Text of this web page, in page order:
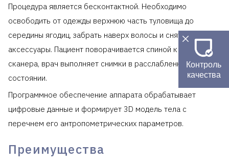
Процедура является бесконтактной. Необходимо
освободить от одежды верхнюю часть туловища до
середины ягодиц, забрать наверх волосы и снять
аксессуары. Пациент поворачивается спиной к камере
сканера, врач выполняет снимки в расслабленном
состоянии.
Программное обеспечение аппарата обрабатывает
цифровые данные и формирует 3D модель тела с
перечнем его антропометрических параметров.
Преимущества
Контроль
качества